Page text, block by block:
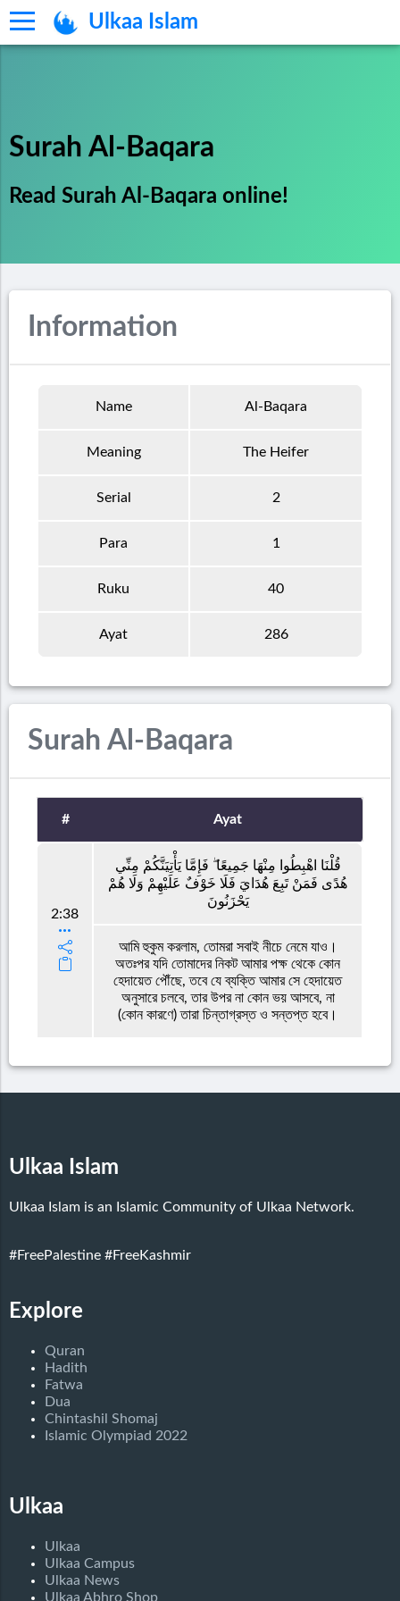
Ulkaa Islam
Surah Al-Baqara
Read Surah Al-Baqara online!
Information
Name Al-Baqara
Meaning The Heifer
Serial 2
Para 1
Ruku 40
Ayat 286
Surah Al-Baqara
# Ayat
2:38
قُلْنَا اهْبِطُوا مِنْهَا جَمِيعًا ۖ فَإِمَّا يَأْتِيَنَّكُمْ مِنِّي
هُدًى فَمَنْ تَبِعَ هُدَايَ فَلَا خَوْفٌ عَلَيْهِمْ وَلَا هُمْ
يَحْزَنُونَ
আমি হুকুম করলাম, তোমরা সবাই নীচে নেমে যাও।
অতঃপর যদি তোমাদের নিকট আমার পক্ষ থেকে কোন
হেদায়েত পৌঁছে, তবে যে ব্যক্তি আমার সে হেদায়েত
অনুসারে চলবে, তার উপর না কোন ভয় আসবে, না
(কোন কারণে) তারা চিন্তাগ্রস্ত ও সন্তপ্ত হবে।
Ulkaa Islam
Ulkaa Islam is an Islamic Community of Ulkaa Network.
#FreePalestine #FreeKashmir
Explore
Quran
Hadith
Fatwa
Dua
Chintashil Shomaj
Islamic Olympiad 2022
Ulkaa
Ulkaa
Ulkaa Campus
Ulkaa News
Ulkaa Abhro Shop